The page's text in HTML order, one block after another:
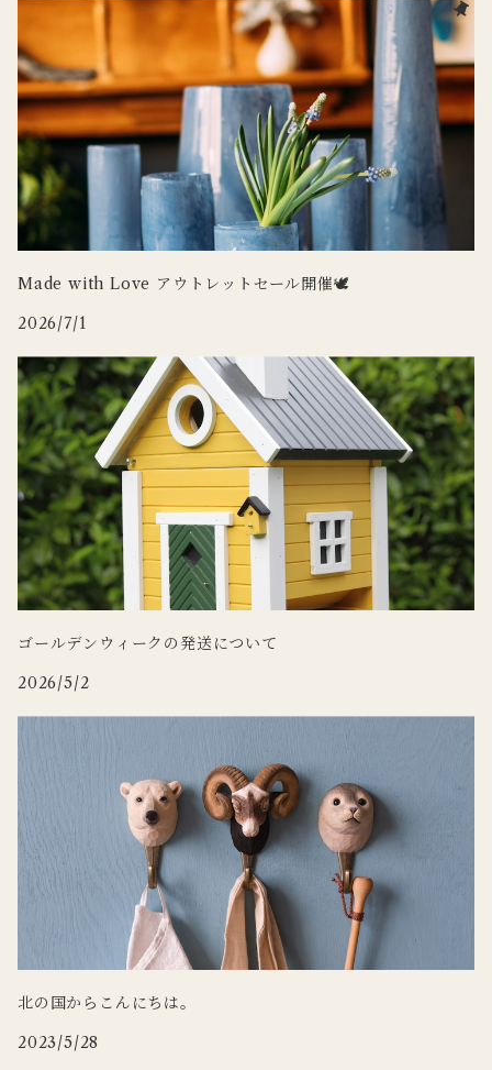
３RD CERAMICS
iittala
CARRON
tronco
カードホルダー
ラグ
その他インテリア
WILDLIFE GARDEN
tronco
Doing
DUTCH DELUXES
OFFICINA NATURALIS
Uyuni Lighting
Zafferano
Made with Love アウトレットセール開催🕊
2026/7/1
ゴールデンウィークの発送について
2026/5/2
北の国からこんにちは。
2023/5/28